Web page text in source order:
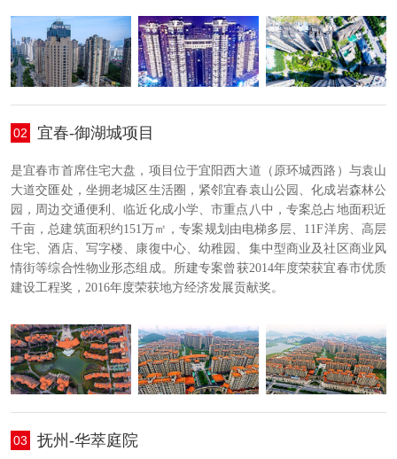
02 宜春-御湖城项目
是宜春市首席住宅大盘，项目位于宜阳西大道（原环城西路）与袁山
大道交匯处，坐拥老城区生活圈，紧邻宜春袁山公园、化成岩森林公
园，周边交通便利、临近化成小学、市重点八中，专案总占地面积近
千亩，总建筑面积约151万㎡，专案规划由电梯多层、11F洋房、高层
住宅、酒店、写字楼、康復中心、幼稚园、集中型商业及社区商业风
情街等综合性物业形态组成。所建专案曾获2014年度荣获宜春市优质
建设工程奖，2016年度荣获地方经济发展贡献奖。
03 抚州-华萃庭院